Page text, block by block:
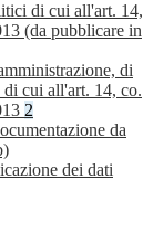
di cui all'art. 14,
(da pubblicare in
di
cui all'art. 14, co.
2
da
dei dati